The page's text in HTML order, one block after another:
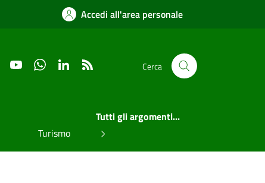
Accedi all'area personale
YouTube WhatsAppLinkedIn Cerca
Turismo
Tutti gli argomenti...